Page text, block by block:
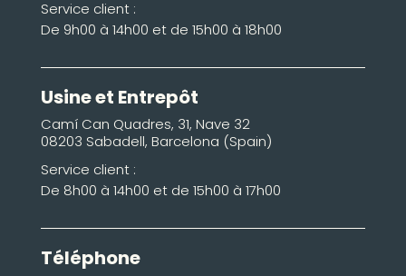
Service client :
De 9h00 à 14h00 et de 15h00 à 18h00
Usine et Entrepôt
Camí Can Quadres, 31, Nave 32
08203 Sabadell, Barcelona (Spain)
Service client :
De 8h00 à 14h00 et de 15h00 à 17h00
Téléphone